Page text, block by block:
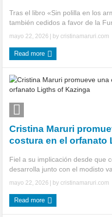
Tras el libro «Sin polilla en los
también cedidos a favor de la
mayo 22, 2026 | bycristinamaruri.com
Read more
Cristina Maruri
costura en el orfanato
Fiel a su implicación desde que
desarrolla junto con el modisto
mayo 22, 2026 | bycristinamaruri.com
Read more